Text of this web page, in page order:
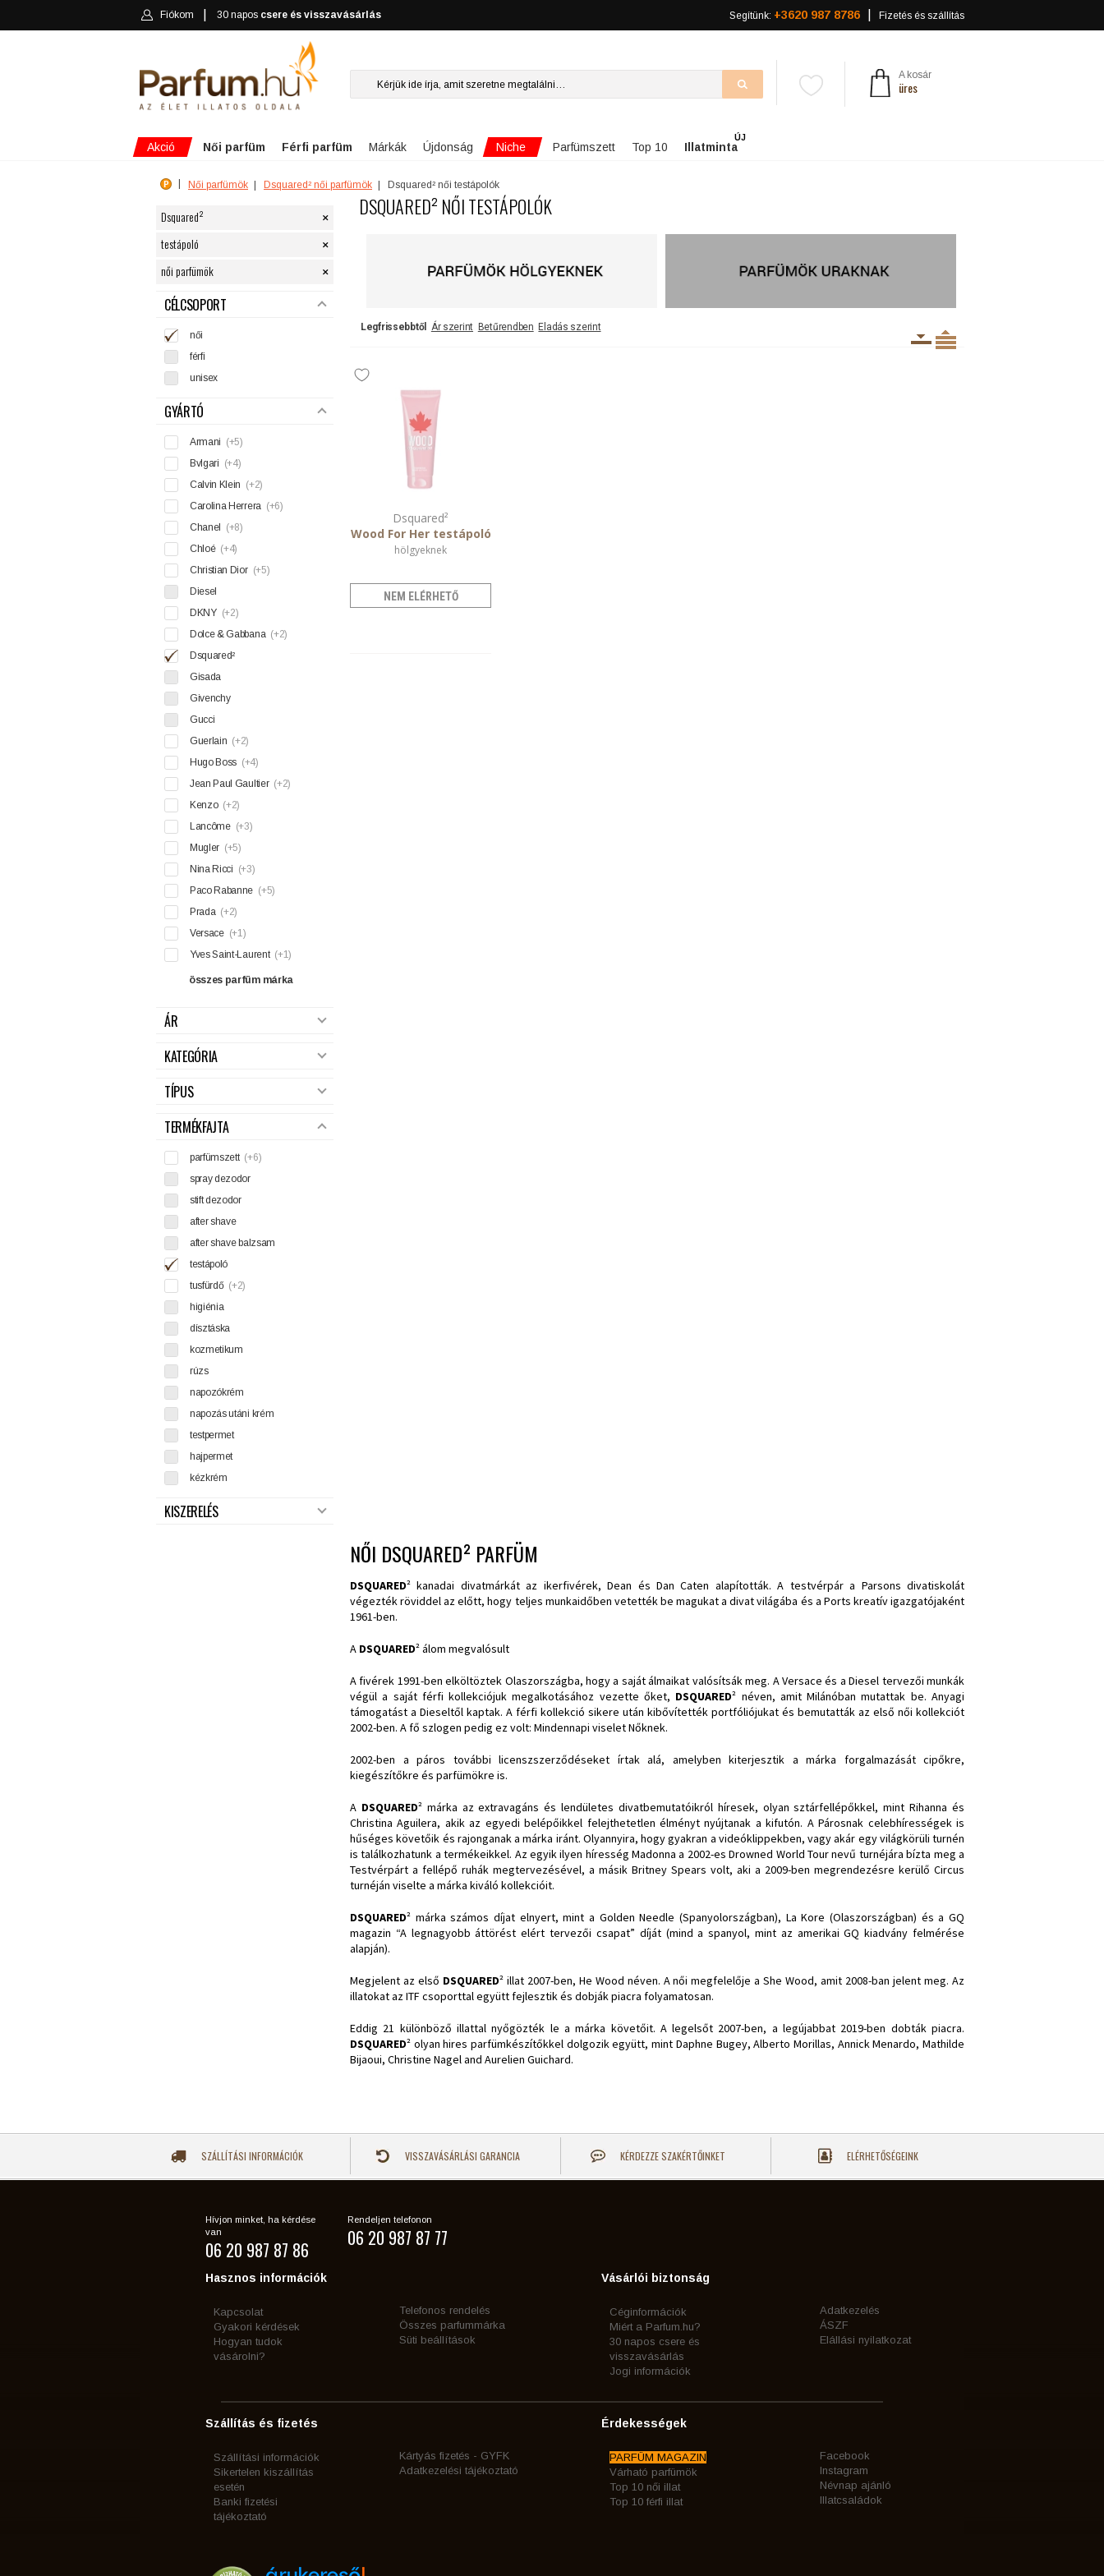
Fiókom 30 napos csere és visszavásárlás Segítünk: +3620 987 8786 Fizetés és szállítás
A kosár
üres
Akció Női parfüm Férfi parfüm Márkák Újdonság Niche Parfümszett Top 10 Illatminta
ÚJ
Női parfümök Dsquared² női parfümök Dsquared² női testápolók
Dsquared² ×
testápoló ×
női parfümök ×
SZŰRÉS
CÉLCSOPORT
női
férfi
unisex
GYÁRTÓ
Armani (+5)
Bvlgari (+4)
Calvin Klein (+2)
Carolina Herrera (+6)
Chanel
(+8)
Chloé (+4)
Christian Dior (+5)
Diesel
DKNY (+2)
Dolce & Gabbana (+2)
Dsquared²
Gisada
Givenchy
Gucci
Guerlain (+2)
Hugo Boss (+4)
Jean Paul Gaultier (+2)
Kenzo (+2)
Lancôme (+3)
Mugler (+5)
Nina Ricci (+3)
Paco Rabanne (+5)
Prada (+2)
Versace (+1)
Yves Saint-Laurent (+1)
összes parfüm márka
ÁR
KATEGÓRIA
TÍPUS
TERMÉKFAJTA
parfümszett (+6)
spray dezodor
stift dezodor
after shave
after shave balzsam
testápoló
tusfürdő (+2)
higiénia
dísztáska
kozmetikum
rúzs
napozókrém
napozás utáni krém
testpermet
hajpermet
kézkrém
KISZERELÉS
DSQUARED² NŐI TESTÁPOLÓK
Legfrissebbtől Ár szerint Betűrendben Eladás szerint
Dsquared²
Wood For Her testápoló
hölgyeknek
NEM ELÉRHETŐ
NŐI DSQUARED² PARFÜM
DSQUARED² kanadai divatmárkát az ikerfivérek, Dean és Dan Caten alapították. A testvérpár a Parsons divatiskolát
végezték röviddel az előtt, hogy teljes munkaidőben vetették be magukat a divat világába és a Ports kreatív igazgatójaként
1961-ben.
A DSQUARED² álom megvalósult
A fivérek 1991-ben elköltöztek Olaszországba, hogy a saját álmaikat valósítsák meg. A Versace és a Diesel tervezői munkák
végül a saját férfi kollekciójuk megalkotásához vezette őket, DSQUARED² néven, amit Milánóban mutattak be. Anyagi
támogatást a Dieseltől kaptak. A férfi kollekció sikere után kibővítették portfóliójukat és bemutatták az első női kollekciót
2002-ben. A fő szlogen pedig ez volt: Mindennapi viselet Nőknek.
2002-ben a páros további licenszszerződéseket írtak alá, amelyben kiterjesztik a márka forgalmazását cipőkre,
kiegészítőkre és parfümökre is.
A DSQUARED² márka az extravagáns és lendületes divatbemutatóikról híresek, olyan sztárfellépőkkel, mint Rihanna és
Christina Aguilera, akik az egyedi belépőikkel felejthetetlen élményt nyújtanak a kifutón. A Párosnak celebhírességek is
hűséges követőik és rajonganak a márka iránt. Olyannyira, hogy gyakran a videóklippekben, vagy akár egy világkörüli turnén
is találkozhatunk a termékeikkel. Az egyik ilyen híresség Madonna a 2002-es Drowned World Tour nevű turnéjára bízta meg a
Testvérpárt a fellépő ruhák megtervezésével, a másik Britney Spears volt, aki a 2009-ben megrendezésre kerülő Circus
turnéján viselte a márka kiváló kollekcióit.
DSQUARED² márka számos díjat elnyert, mint a Golden Needle (Spanyolországban), La Kore (Olaszországban) és a GQ
magazin “A legnagyobb áttörést elért tervezői csapat” díját (mind a spanyol, mint az amerikai GQ kiadvány felmérése
alapján).
Megjelent az első DSQUARED² illat 2007-ben, He Wood néven. A női megfelelője a She Wood, amit 2008-ban jelent meg. Az
illatokat az ITF csoporttal együtt fejlesztik és dobják piacra folyamatosan.
Eddig 21 különböző illattal nyőgözték le a márka követőit. A legelsőt 2007-ben, a legújabbat 2019-ben dobták piacra.
DSQUARED² olyan hires parfümkészítőkkel dolgozik együtt, mint Daphne Bugey, Alberto Morillas, Annick Menardo, Mathilde
Bijaoui, Christine Nagel and Aurelien Guichard.
SZÁLLÍTÁSI INFORMÁCIÓK VISSZAVÁSÁRLÁSI GARANCIA KÉRDEZZE SZAKÉRTŐINKET ELÉRHETŐSÉGEINK
Hívjon minket, ha kérdése
van
06 20 987 87 86
Rendeljen telefonon
06 20 987 87 77
Hasznos információk
Kapcsolat
Gyakori kérdések
Hogyan tudok
vásárolni?
Telefonos rendelés
Összes parfummárka
Süti beállítások
Vásárlói biztonság
Céginformációk
Miért a Parfum.hu?
30 napos csere és
visszavásárlás
Jogi információk
Adatkezelés
ÁSZF
Elállási nyilatkozat
Szállítás és fizetés
Szállítási információk
Sikertelen kiszállítás
esetén
Banki fizetési
tájékoztató
Kártyás fizetés - GYFK
Adatkezelési tájékoztató
Érdekességek
PARFÜM MAGAZIN
Várható parfümök
Top 10 női illat
Top 10 férfi illat
Facebook
Instagram
Névnap ajánló
Illatcsaládok